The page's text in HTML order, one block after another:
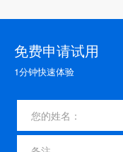
免费申请试用
1分钟快速体验